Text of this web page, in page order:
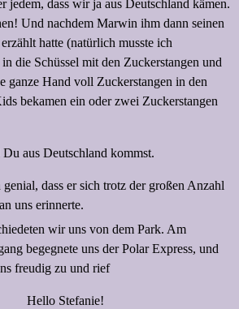
jedem, dass wir ja aus Deutschland kämen.
Und nachdem Marwin ihm dann seinen
hatte (natürlich musste ich
die Schüssel mit den Zuckerstangen und
ganze Hand voll Zuckerstangen in den
bekamen ein oder zwei Zuckerstangen
aus Deutschland kommst.
dass er sich trotz der großen Anzahl
uns erinnerte.
wir uns von dem Park. Am
begegnete uns der Polar Express, und
freudig zu und rief
Hello Stefanie!